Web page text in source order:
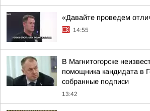
«Давайте проведем
14:55
В Магнитогорске
помощника кандидата в
собранные подписи
13:42